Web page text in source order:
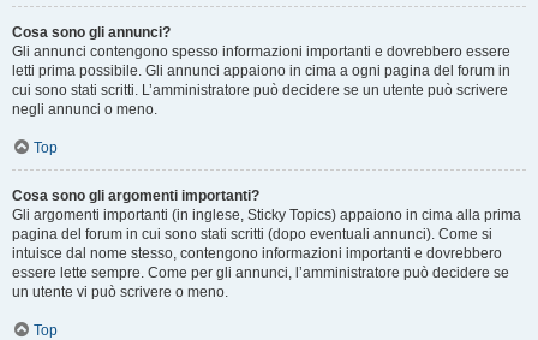
Cosa sono gli annunci?
Gli annunci contengono spesso informazioni importanti e dovrebbero essere
letti prima possibile. Gli annunci appaiono in cima a ogni pagina del forum in
cui sono stati scritti. L’amministratore può decidere se un utente può scrivere
negli annunci o meno.
Top
Cosa sono gli argomenti importanti?
Gli argomenti importanti (in inglese, Sticky Topics) appaiono in cima alla prima
pagina del forum in cui sono stati scritti (dopo eventuali annunci). Come si
intuisce dal nome stesso, contengono informazioni importanti e dovrebbero
essere lette sempre. Come per gli annunci, l’amministratore può decidere se
un utente vi può scrivere o meno.
Top